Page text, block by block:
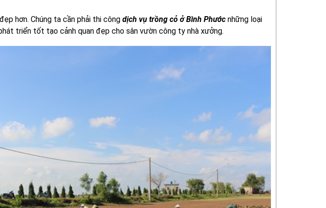
hơn. Chúng ta cần phải thi công dịch vụ trồng cỏ ở Bình Phước những loại
triển tốt tạo cảnh quan đẹp cho sân vườn công ty nhà xưởng.